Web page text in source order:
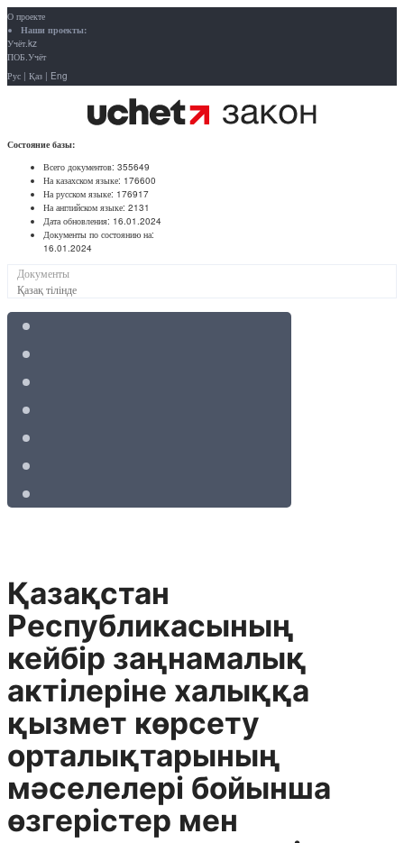
О проекте
Наши проекты:
Учёт.kz
ПОБ.Учёт
Рус | Қаз | Eng
Состояние базы:
Всего документов: 355649
На казахском языке: 176600
На русском языке: 176917
На английском языке: 2131
Дата обновления: 16.01.2024
Документы по состоянию на:
16.01.2024
Документы
Қазақ тілінде
Қазақстан
Республикасының
кейбір заңнамалық
актілеріне халыққа
қызмет көрсету
орталықтарының
мәселелері бойынша
өзгерістер мен